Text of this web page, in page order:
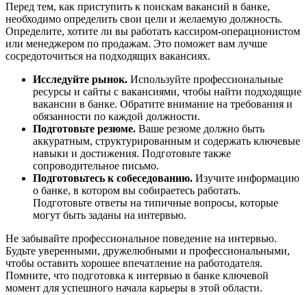
Перед тем, как приступить к поискам вакансий в банке,
необходимо определить свои цели и желаемую должность.
Определите, хотите ли вы работать кассиром-операционистом
или менеджером по продажам. Это поможет вам лучше
сосредоточиться на подходящих вакансиях.
Исследуйте рынок. Используйте профессиональные
ресурсы и сайты с вакансиями, чтобы найти подходящие
вакансии в банке. Обратите внимание на требования и
обязанности по каждой должности.
Подготовьте резюме. Ваше резюме должно быть
аккуратным, структурированным и содержать ключевые
навыки и достижения. Подготовьте также
сопроводительное письмо.
Подготовьтесь к собеседованию. Изучите информацию
о банке, в котором вы собираетесь работать.
Подготовьте ответы на типичные вопросы, которые
могут быть заданы на интервью.
Не забывайте профессиональное поведение на интервью.
Будьте уверенными, дружелюбными и профессиональными,
чтобы оставить хорошее впечатление на работодателя.
Помните, что подготовка к интервью в банке ключевой
момент для успешного начала карьеры в этой области.